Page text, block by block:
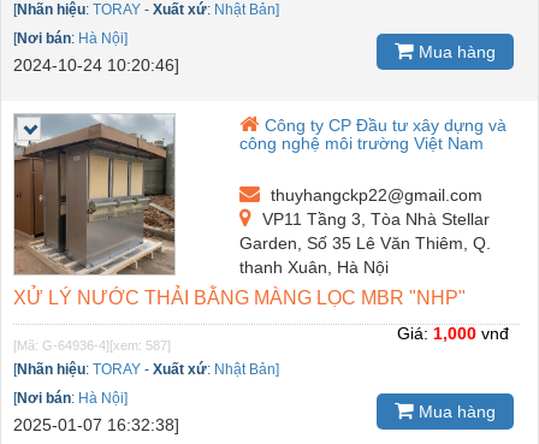
[Nhãn hiệu: TORAY - Xuất xứ: Nhật Bản]
[Nơi bán: Hà Nội]
2024-10-24 10:20:46]
Mua hàng
Công ty CP Đầu tư xây dựng và
công nghệ môi trường Việt Nam
thuyhangckp22@gmail.com
VP11 Tầng 3, Tòa Nhà Stellar
Garden, Số 35 Lê Văn Thiêm, Q.
thanh Xuân, Hà Nội
XỬ LÝ NƯỚC THẢI BẰNG MÀNG LỌC MBR "NHP"
[Mã: G-64936-4][xem: 587]
[Nhãn hiệu: TORAY - Xuất xứ: Nhật Bản]
[Nơi bán: Hà Nội]
2025-01-07 16:32:38]
Giá: 1,000 vnđ
Mua hàng